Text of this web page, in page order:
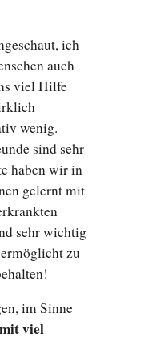
ich
auch
viel Hilfe
wenig.
sind sehr
haben wir in
gelernt mit
sehr wichtig
ermöglicht zu
im Sinne
viel